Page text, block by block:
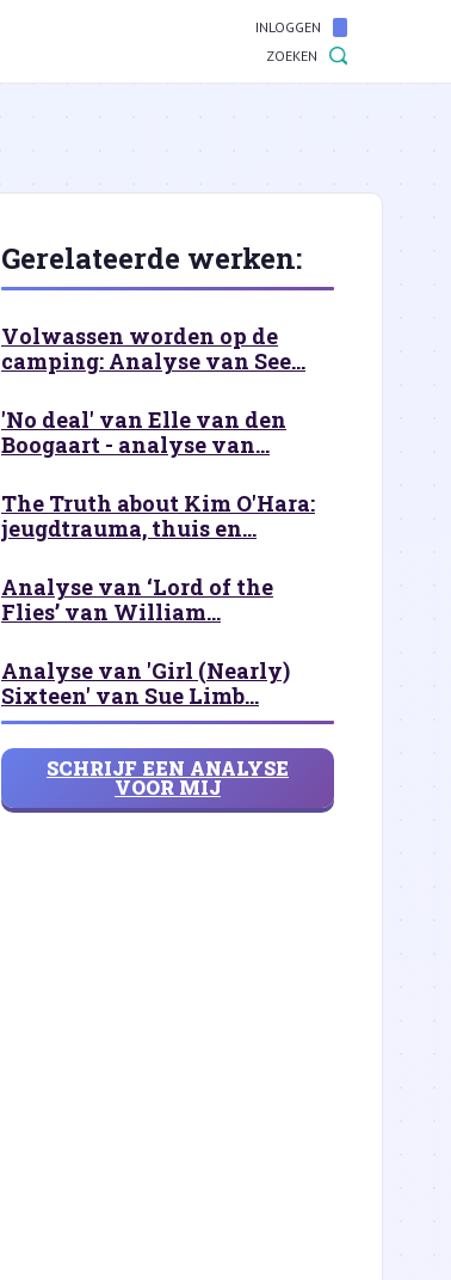
INLOGGEN
ZOEKEN
Gerelateerde werken:
Volwassen worden op de
camping: Analyse van See...
'No deal' van Elle van den
Boogaart - analyse van...
The Truth about Kim O'Hara:
jeugdtrauma, thuis en...
Analyse van ‘Lord of the
Flies’ van William...
Analyse van 'Girl (Nearly)
Sixteen' van Sue Limb...
SCHRIJF EEN ANALYSE
VOOR MIJ